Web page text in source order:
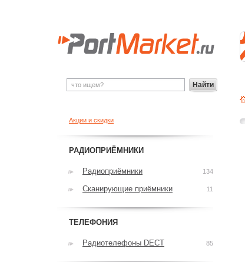
Акции и скидки
РАДИОПРИЁМНИКИ
Радиоприёмники 134
Сканирующие приёмники 11
ТЕЛЕФОНИЯ
Радиотелефоны DECT 85
Найти